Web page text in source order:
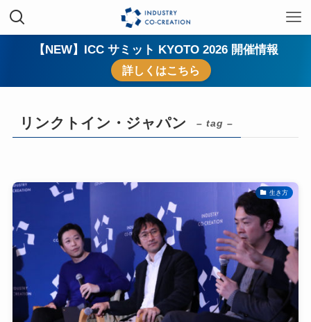
【NEW】ICC サミット KYOTO 2026 開催情報
詳しくはこちら
リンクトイン・ジャパン – tag –
生き方